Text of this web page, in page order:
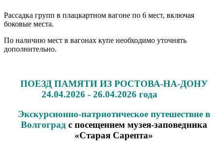
Рассадка групп в плацкартном вагоне по 6 мест, включая
боковые места.
По наличию мест в вагонах купе необходимо уточнять
дополнительно.
ПОЕЗД ПАМЯТИ ИЗ РОСТОВА-НА-ДОНУ
24.04.2026 - 26.04.2026 года
Экскурсионно-патриотическое путешествие в
Волгоград с посещением музея-заповедника
«Старая Сарепта»